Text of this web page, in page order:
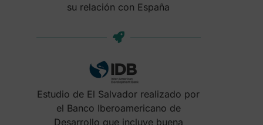
su relación con España
Estudio de El Salvador realizado por
el Banco Iberoamericano de
Desarrollo que incluye buena